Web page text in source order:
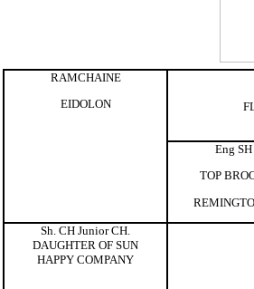
RAMCHAINE
EIDOLON
Eng
TOP
Sh. CH Junior CH.
DAUGHTER OF SUN
HAPPY COMPANY